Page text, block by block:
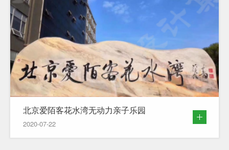
北京爱陌客花水湾无动力亲子乐园
2020-07-22